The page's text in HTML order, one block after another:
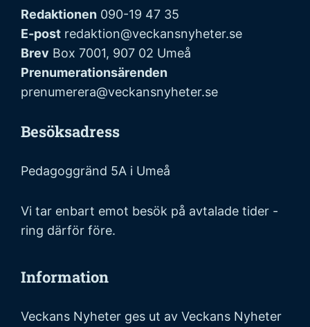
Redaktionen 090-19 47 35
E-post redaktion@veckansnyheter.se
Brev Box 7001, 907 02 Umeå
Prenumerationsärenden
prenumerera@veckansnyheter.se
Besöksadress
Pedagoggränd 5A i Umeå
Vi tar enbart emot besök på avtalade tider -
ring därför före.
Information
Veckans Nyheter ges ut av Veckans Nyheter